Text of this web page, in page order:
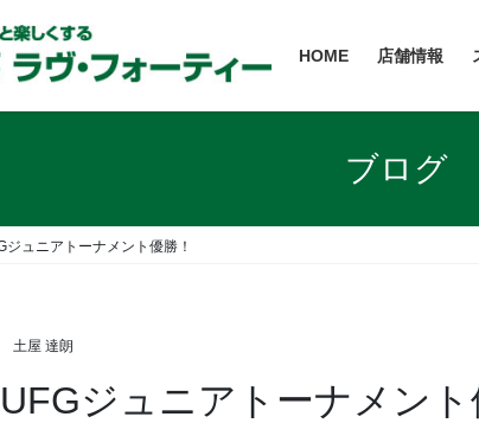
HOME 店舗情報
ブログ
ュニアトーナメント優勝！
土屋 達朗
ジュニアトーナメント